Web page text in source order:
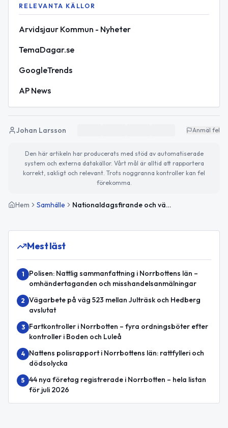
RELEVANTA KÄLLOR
Arvidsjaur Kommun - Nyheter
TemaDagar.se
GoogleTrends
AP News
Johan Larsson Anmäl fel
Den här artikeln har producerats med stöd av automatiserade
system och externa datakällor. Vårt mål är alltid att rapportera
korrekt, sakligt och relevant. Trots noggranna kontroller kan fel
förekomma.
Hem Samhälle Nationaldagsfirande och vägarbeten i fokus
Mest läst
1
Polisen: Nattlig sammanfattning i Norrbottens län –
omhändertaganden och misshandelsanmälningar
2 Vägarbete på väg 523 mellan Julträsk och Hedberg
avslutat
3
Fartkontroller i Norrbotten – fyra ordningsböter efter
kontroller i Boden och Luleå
4
Nattens polisrapport i Norrbottens län: rattfylleri och
dödsolycka
5 44 nya företag registrerade i Norrbotten – hela listan
för juli 2026